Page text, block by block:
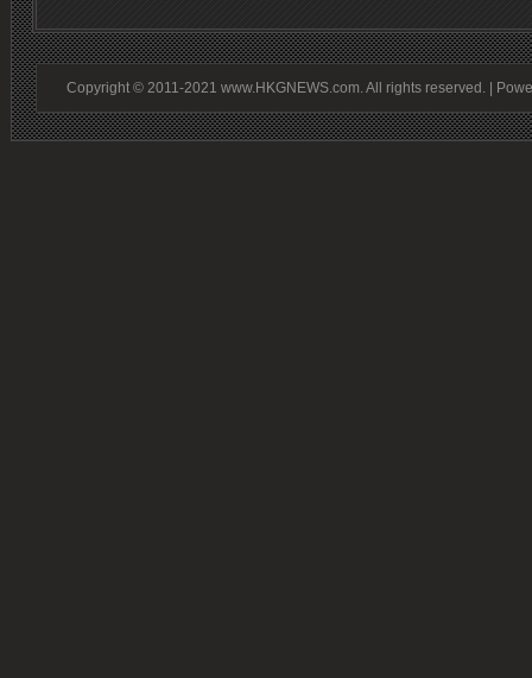
Copyright © 2011-2021 www.HKGNEWS.com. All rights reserved. |